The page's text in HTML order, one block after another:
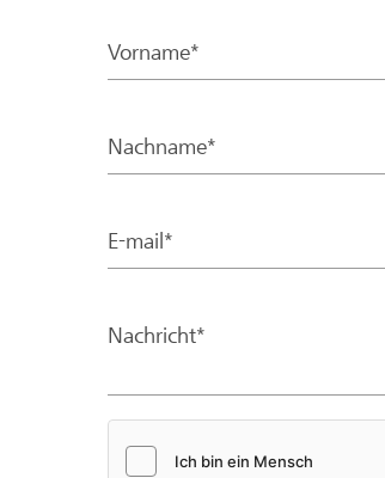
Vorname*
Nachname*
E-mail*
Nachricht*